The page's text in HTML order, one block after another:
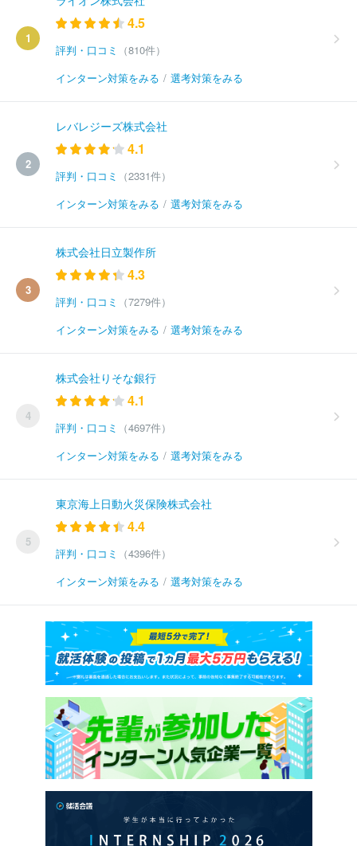
1
4.5
評判・口コミ
（810件）
インターン対策をみる / 選考対策をみる
2
レバレジーズ株式会社
4.1
評判・口コミ
（2331件）
インターン対策をみる / 選考対策をみる
3
株式会社日立製作所
4.3
評判・口コミ
（7279件）
インターン対策をみる / 選考対策をみる
4
株式会社りそな銀行
4.1
評判・口コミ
（4697件）
インターン対策をみる / 選考対策をみる
5
東京海上日動火災保険株式会社
4.4
評判・口コミ
（4396件）
インターン対策をみる / 選考対策をみる